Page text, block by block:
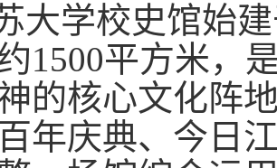
大学校史馆始
1500平方米，
的核心文化阵
年庆典、今日